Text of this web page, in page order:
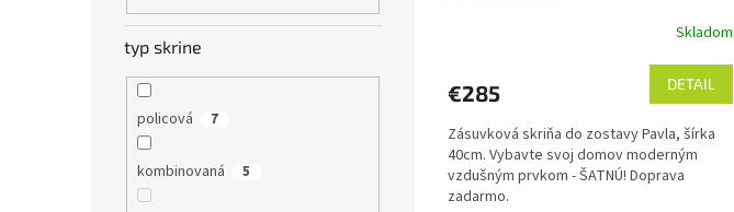
typ skrine
policová 7
kombinovaná 5
A
R
M
Skladom
€285 DETAIL
Zásuvková skriňa do zostavy Pavla, šírka
40cm. Vybavte svoj domov moderným
vzdušným prvkom - ŠATNÚ! Doprava
zadarmo.